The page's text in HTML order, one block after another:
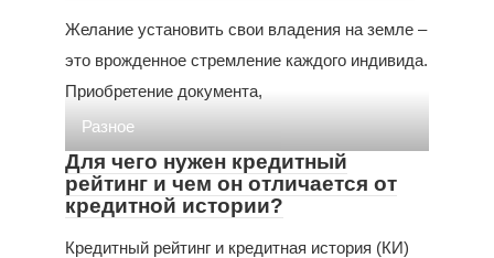
Желание установить свои владения на земле –
это врожденное стремление каждого индивида.
Приобретение документа,
Разное
Для чего нужен кредитный
рейтинг и чем он отличается от
кредитной истории?
Кредитный рейтинг и кредитная история (КИ)